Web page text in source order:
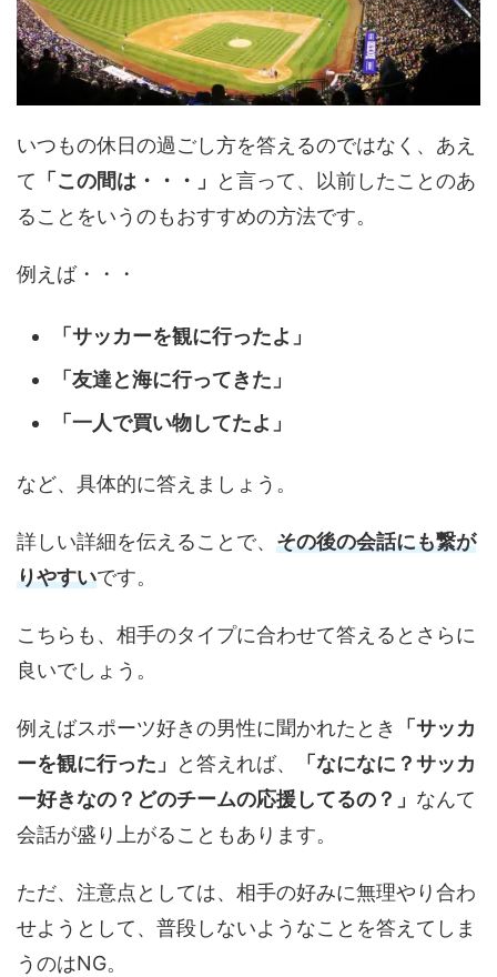
いつもの休日の過ごし方を答えるのではなく、あえ
て 「この間は・・・」
と言って、以前したことのあ
ることをいうのもおすすめの方法です。
例えば・・・
「サッカーを観に行ったよ」
「友達と海に行ってきた」
「一人で買い物してたよ」
など、具体的に答えましょう。
詳しい詳細を伝えることで、 その後の会話にも繋が
りやすいです。
こちらも、相手のタイプに合わせて答えるとさらに
良いでしょう。
例えばスポーツ好きの男性に聞かれたとき
「サッカ
ーを観に行った」
と答えれば、
「なになに？サッカ
ー好きなの？どのチームの応援してるの？」 なんて
会話が盛り上がることもあります。
ただ、注意点としては、相手の好みに無理やり合わ
せようとして、普段しないようなことを答えてしま
うのはNG。